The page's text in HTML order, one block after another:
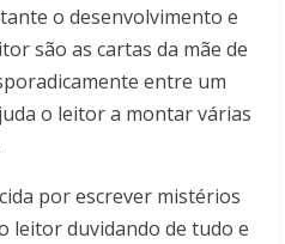
o desenvolvimento e
são as cartas da mãe de
entre um
o leitor a montar várias
por escrever mistérios
leitor duvidando de tudo e